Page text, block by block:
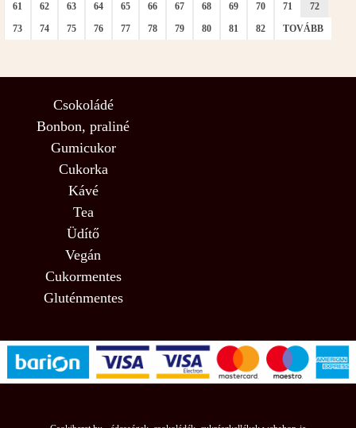
61
62 63 64 65 66 67 68 69 70 71
72
73
74 75 76 77 78 79 80 81 82 TOVÁBB
Csokoládé
Bonbon, praliné
Gumicukor
Cukorka
Kávé
Tea
Üdítő
Vegán
Cukormentes
Gluténmentes